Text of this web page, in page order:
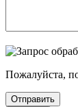
Пожалуйста,
Отправить